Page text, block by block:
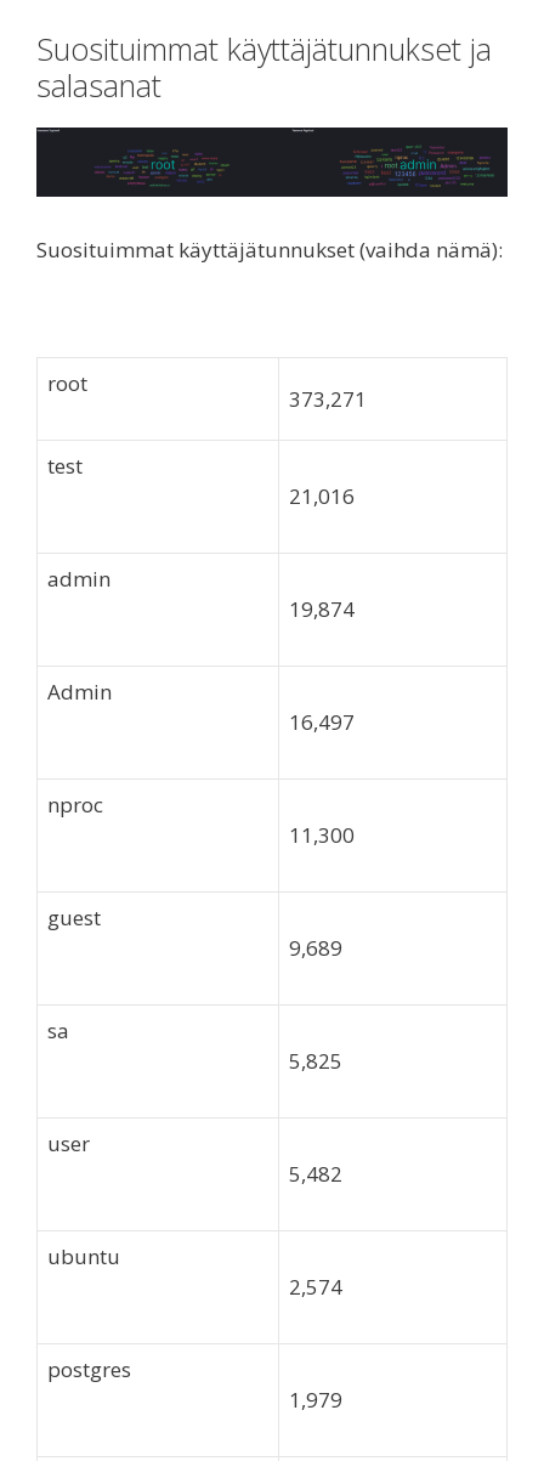
Suosituimmat käyttäjätunnukset ja
salasanat
Suosituimmat käyttäjätunnukset (vaihda nämä):
root
373,271
test
21,016
admin
19,874
Admin
16,497
nproc
11,300
guest
9,689
sa
5,825
user
5,482
ubuntu
2,574
postgres
1,979